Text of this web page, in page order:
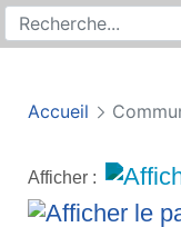
Recherche
Rechercher
Accueil
Afficher :